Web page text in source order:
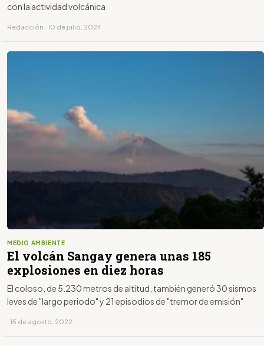
con la actividad volcánica
Redacción · 10 de julio, 2024
MEDIO AMBIENTE
El volcán Sangay genera unas 185
explosiones en diez horas
El coloso, de 5.230 metros de altitud, también generó 30 sismos
leves de "largo periodo" y 21 episodios de "tremor de emisión"
· 15 de agosto, 2022